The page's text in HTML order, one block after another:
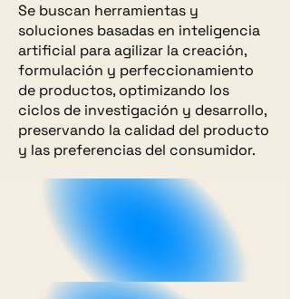
Se buscan herramientas y
soluciones basadas en inteligencia
artificial para agilizar la creación,
formulación y perfeccionamiento
de productos, optimizando los
ciclos de investigación y desarrollo,
preservando la calidad del producto
y las preferencias del consumidor.